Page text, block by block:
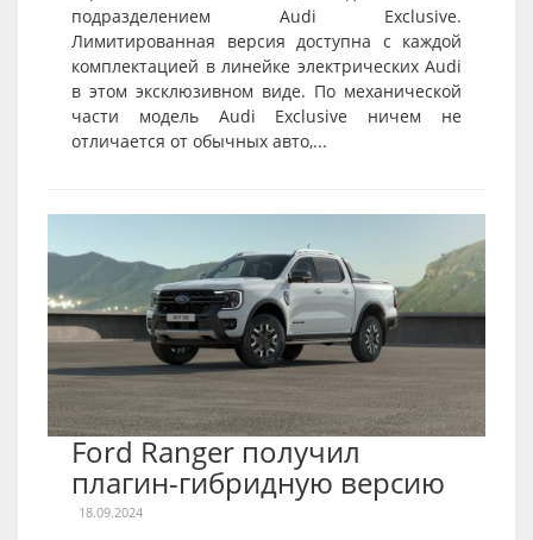
подразделением Audi Exclusive.
Лимитированная версия доступна с каждой
комплектацией в линейке электрических Audi
в этом эксклюзивном виде. По механической
части модель Audi Exclusive ничем не
отличается от обычных авто,...
Ford Ranger получил
плагин-гибридную версию
18.09.2024